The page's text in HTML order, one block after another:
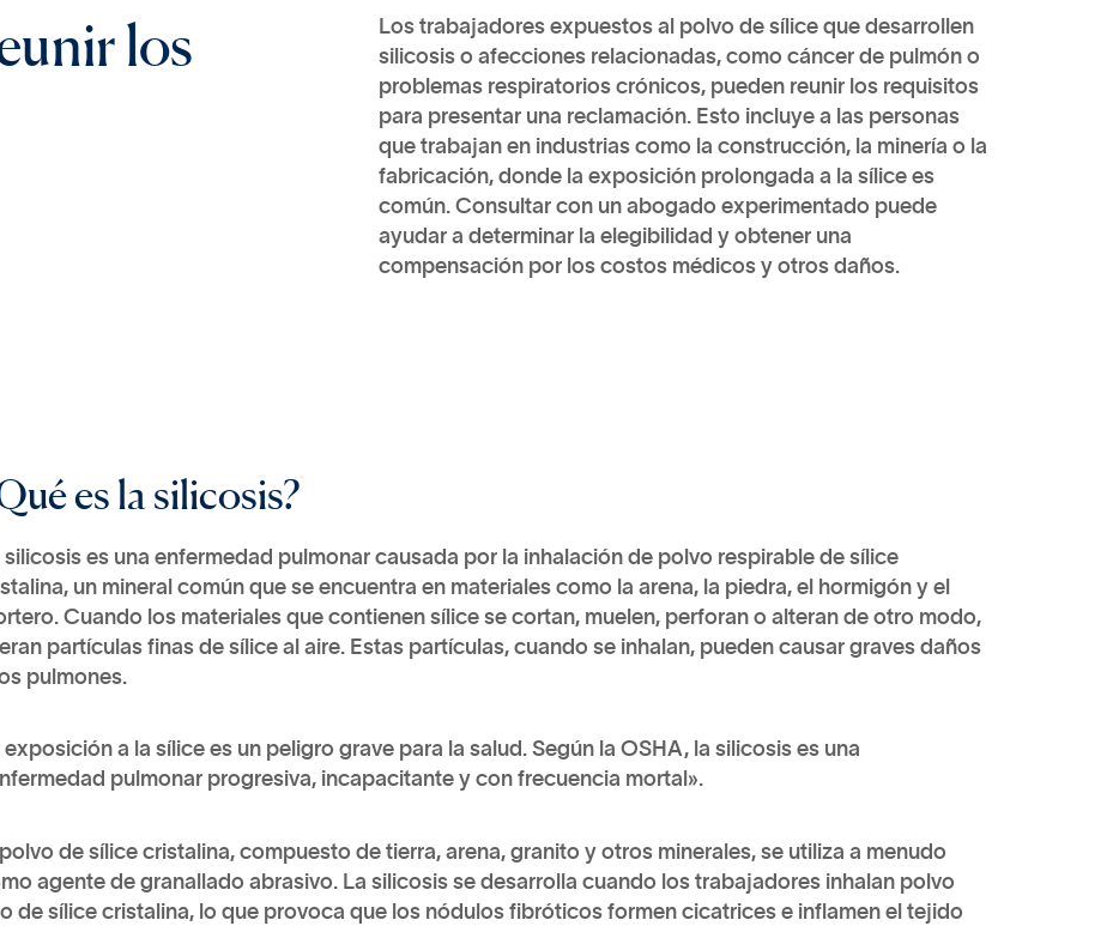
unirlos
Los trabajadores expuestos al polvo de sílice que desarrollen
silicosis o afecciones relacionadas, como cáncer de pulmón o
problemas respiratorios crónicos, pueden reunir los requisitos
para presentar una reclamación. Esto incluye a las personas
que trabajan en industrias como la construcción, la minería o la
fabricación, donde la exposición prolongada a la sílice es
común. Consultar con un abogado experimentado puede
ayudar a determinar la elegibilidad y obtener una
compensación por los costos médicos y otros daños.
es la silicosis?
silicosis es una enfermedad pulmonar causada por la inhalación de polvo respirable de sílice
un mineral común que se encuentra en materiales como la arena, la piedra, el hormigón y el
Cuando los materiales que contienen sílice se cortan, muelen, perforan o alteran de otro modo,
partículas finas de sílice al aire. Estas partículas, cuando se inhalan, pueden causar graves daños
pulmones.
exposición a la sílice es un peligro grave para la salud. Según la OSHA, la silicosis es una
pulmonar progresiva, incapacitante y con frecuencia mortal».
polvo de sílice cristalina, compuesto de tierra, arena, granito y otros minerales, se utiliza a menudo
agente de granallado abrasivo. La silicosis se desarrolla cuando los trabajadores inhalan polvo
de sílice cristalina, lo que provoca que los nódulos fibróticos formen cicatrices e inflamen el tejido